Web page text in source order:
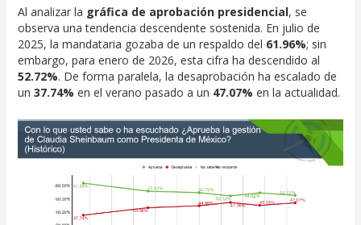
Al analizar la gráfica de aprobación presidencial, se
observa una tendencia descendente sostenida. En julio de
2025, la mandataria gozaba de un respaldo del 61.96%; sin
embargo, para enero de 2026, esta cifra ha descendido al
52.72%. De forma paralela, la desaprobación ha escalado de
un 37.74% en el verano pasado a un 47.07% en la actualidad.